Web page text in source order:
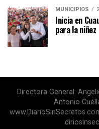
MUNICIPIOS
Inicia en
para la niñez
Directora General:
Antonio